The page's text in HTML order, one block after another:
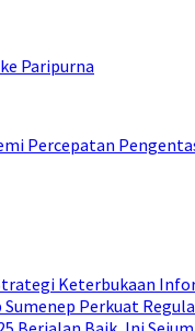
Paripurna
Percepatan
Keterbukaan
Perkuat